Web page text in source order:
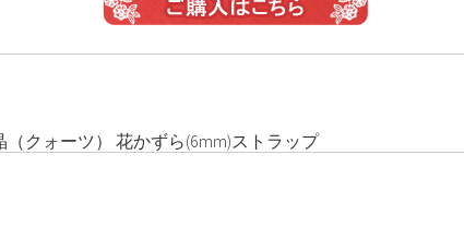
クォーツ） 花かずら(6mm)ストラップ